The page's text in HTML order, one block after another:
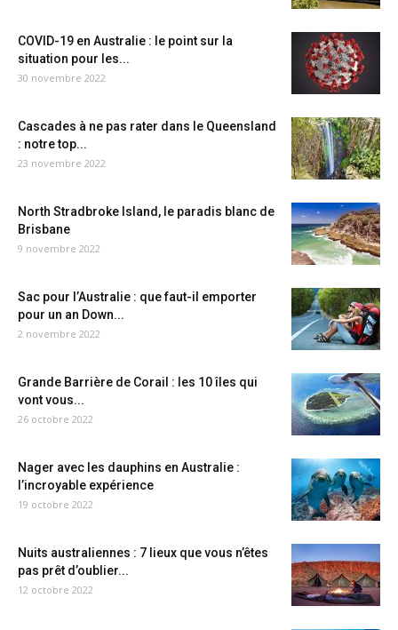
COVID-19 en Australie : le point sur la
situation pour les...
30 novembre 2022
Cascades à ne pas rater dans le Queensland
: notre top...
23 novembre 2022
North Stradbroke Island, le paradis blanc de
Brisbane
9 novembre 2022
Sac pour l’Australie : que faut-il emporter
pour un an Down...
2 novembre 2022
Grande Barrière de Corail : les 10 îles qui
vont vous...
26 octobre 2022
Nager avec les dauphins en Australie :
l’incroyable expérience
19 octobre 2022
Nuits australiennes : 7 lieux que vous n’êtes
pas prêt d’oublier...
12 octobre 2022